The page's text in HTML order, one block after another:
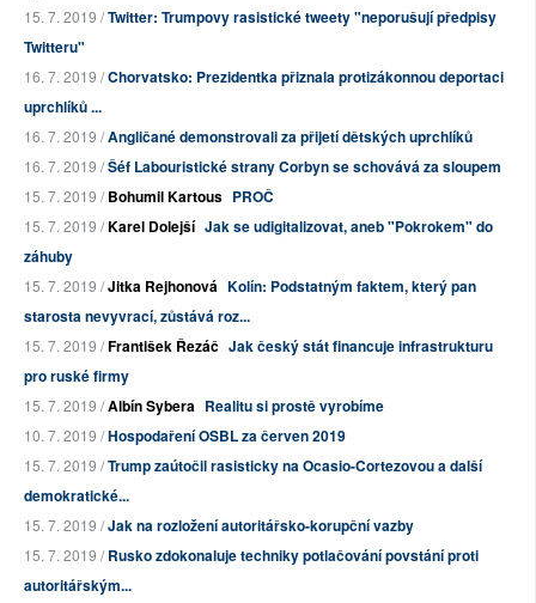
15. 7. 2019 /Twitter: Trumpovy rasistické tweety "neporušují předpisy
Twitteru"
16. 7. 2019 /Chorvatsko: Prezidentka přiznala protizákonnou deportaci
uprchlíků ...
16. 7. 2019 /Angličané demonstrovali za přijetí dětských uprchlíků
16. 7. 2019 /Šéf Labouristické strany Corbyn se schovává za sloupem
15. 7. 2019 /Bohumil Kartous PROČ
15. 7. 2019 /Karel Dolejší Jak se udigitalizovat, aneb "Pokrokem" do
záhuby
15. 7. 2019 /Jitka Rejhonová Kolín: Podstatným faktem, který pan
starosta nevyvrací, zůstává roz...
15. 7. 2019 /František Řezáč Jak český stát financuje infrastrukturu
pro ruské firmy
15. 7. 2019 /Albín Sybera Realitu si prostě vyrobíme
10. 7. 2019 /Hospodaření OSBL za červen 2019
15. 7. 2019 /Trump zaútočil rasisticky na Ocasio-Cortezovou a další
demokratické...
15. 7. 2019 /Jak na rozložení autoritářsko-korupční vazby
15. 7. 2019 /Rusko zdokonaluje techniky potlačování povstání proti
autoritářským...